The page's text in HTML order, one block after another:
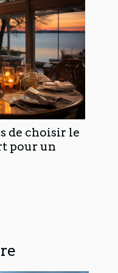
de choisir le
pour un